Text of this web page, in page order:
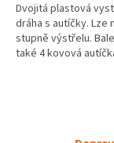
Dvojitá plastová
dráha s autíčky. Lze
stupně výstřelu.
také 4 kovová